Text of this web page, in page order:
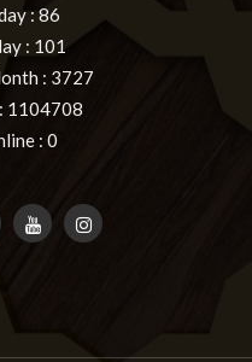
: 86
: 101
: 3727
1104708
: 0